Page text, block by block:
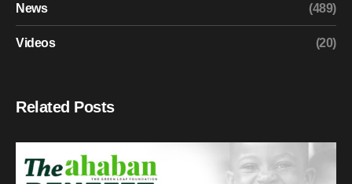
News (489)
Videos (20)
Related Posts